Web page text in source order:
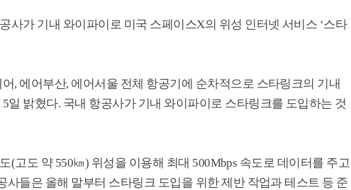
사가 기내 와이파이로 미국 스페이스X의 위성 인터넷 서비스 ‘스타
, 에어부산, 에어서울 전체 항공기에 순차적으로 스타링크의 기내
일 밝혔다. 국내 항공사가 기내 와이파이로 스타링크를 도입하는 것
(고도 약 550㎞) 위성을 이용해 최대 500Mbps 속도로 데이터를 주고
사들은 올해 말부터 스타링크 도입을 위한 제반 작업과 테스트 등 준